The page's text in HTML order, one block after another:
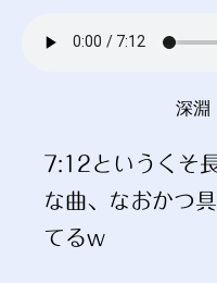
深
7:12というくそ
な曲、なおかつ
てるw